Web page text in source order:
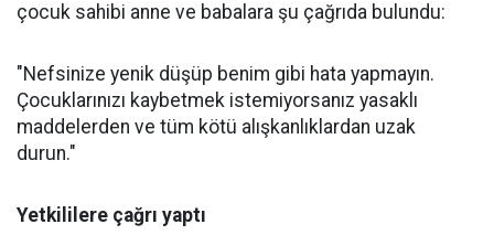
çocuk sahibi anne ve babalara şu çağrıda bulundu:
"Nefsinize yenik düşüp benim gibi hata yapmayın.
Çocuklarınızı kaybetmek istemiyorsanız yasaklı
maddelerden ve tüm kötü alışkanlıklardan uzak
durun."
Yetkililere çağrı yaptı